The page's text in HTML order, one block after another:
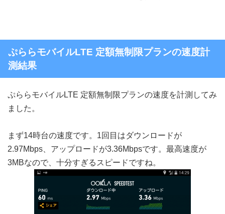
ぷららモバイルLTE 定額無制限プランの速度計
測結果
ぷららモバイルLTE 定額無制限プランの速度を計測してみ
ました。
まず14時台の速度です。1回目はダウンロードが
2.97Mbps、アップロードが3.36Mbpsです。最高速度が
3MBなので、十分すぎるスピードですね。